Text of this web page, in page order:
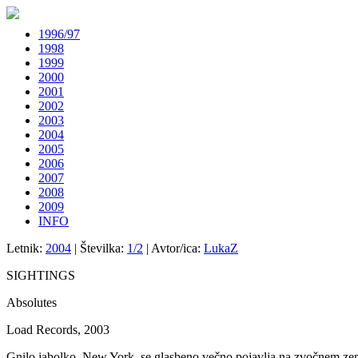
1996/97
1998
1999
2000
2001
2002
2003
2004
2005
2006
2007
2008
2009
INFO
Letnik: 2004 | Številka: 1/2 | Avtor/ica: LukaZ
SIGHTINGS
Absolutes
Load Records, 2003